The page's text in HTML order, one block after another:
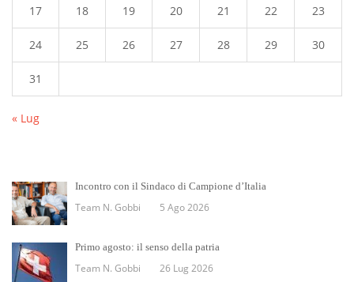
17 18 19 20 21 22 23
24 25 26 27 28 29 30
31
« Lug
Incontro con il Sindaco di Campione d’Italia
Team N. Gobbi 5 Ago 2026
Primo agosto: il senso della patria
Team N. Gobbi 26 Lug 2026